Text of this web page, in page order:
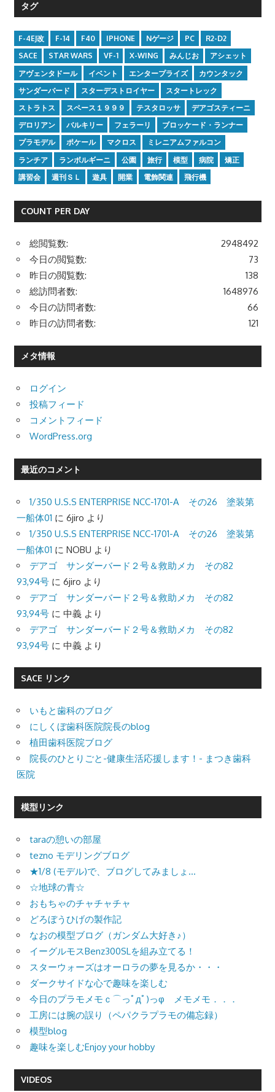
タグ
F-4EJ改 F-14 F40 IPHONE Nゲージ PC
R2-D2
SACE
STAR WARS VF-1 X-WING みんじお
アシェット
アヴェンタドール
イベント エンタープライズ
カウンタック
サンダーバード
スターデストロイヤー
スタートレック
ストラトス
スペース１９９９ テスタロッサ
デアゴスティーニ
デロリアン
バルキリー フェラーリ
ブロッケード・ランナー
プラモデル
ポケール マクロス
ミレニアムファルコン
ランチア
ランボルギーニ 公園 旅行 模型 病院
矯正
講習会
週刊ＳＬ 遊具 開業 電飾関連 飛行機
COUNT PER DAY
2948492
総閲覧数:
73
今日の閲覧数:
138
昨日の閲覧数:
1648976
総訪問者数:
66
今日の訪問者数:
121
昨日の訪問者数:
メタ情報
ログイン
投稿フィード
コメントフィード
WordPress.org
最近のコメント
1/350 U.S.S ENTERPRISE NCC-1701-A その26 塗装第
一船体01 に 6jiro より
1/350 U.S.S ENTERPRISE NCC-1701-A その26 塗装第
一船体01 に NOBU より
デアゴ サンダーバード２号＆救助メカ その82
93,94号 に 6jiro より
デアゴ サンダーバード２号＆救助メカ その82
93,94号 に 中義 より
デアゴ サンダーバード２号＆救助メカ その82
93,94号 に 中義 より
SACE リンク
いもと歯科のブログ
にしくぼ歯科医院院長のblog
植田歯科医院ブログ
院長のひとりごと-健康生活応援します！- まつき歯科
医院
模型リンク
taraの憩いの部屋
tezno モデリングブログ
★1/8 (モデル)で、ブログしてみましょ…
☆地球の青☆
おもちゃのチャチャチャ
どろぼうひげの製作記
なおの模型ブログ（ガンダム大好き♪）
イーグルモスBenz300SLを組み立てる！
スターウォーズはオーロラの夢を見るか・・・
ダークサイドな心で趣味を楽しむ
今日のプラモメモｃ⌒っﾟдﾟ)っφ メモメモ．．．
工房には腕の誤り（ペパクラプラモの備忘録）
模型blog
趣味を楽しむEnjoy your hobby
VIDEOS